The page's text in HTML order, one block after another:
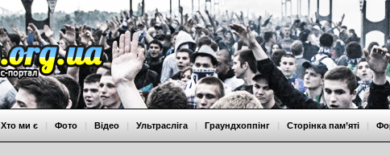
Хто ми є | Фото | Відео | Ультрасліга | Граундхоппінг | Сторінка пам’яті |